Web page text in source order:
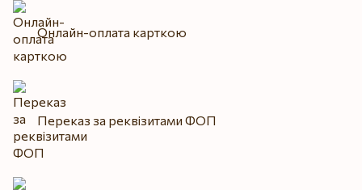
Онлайн-оплата карткою
Переказ за реквізитами ФОП